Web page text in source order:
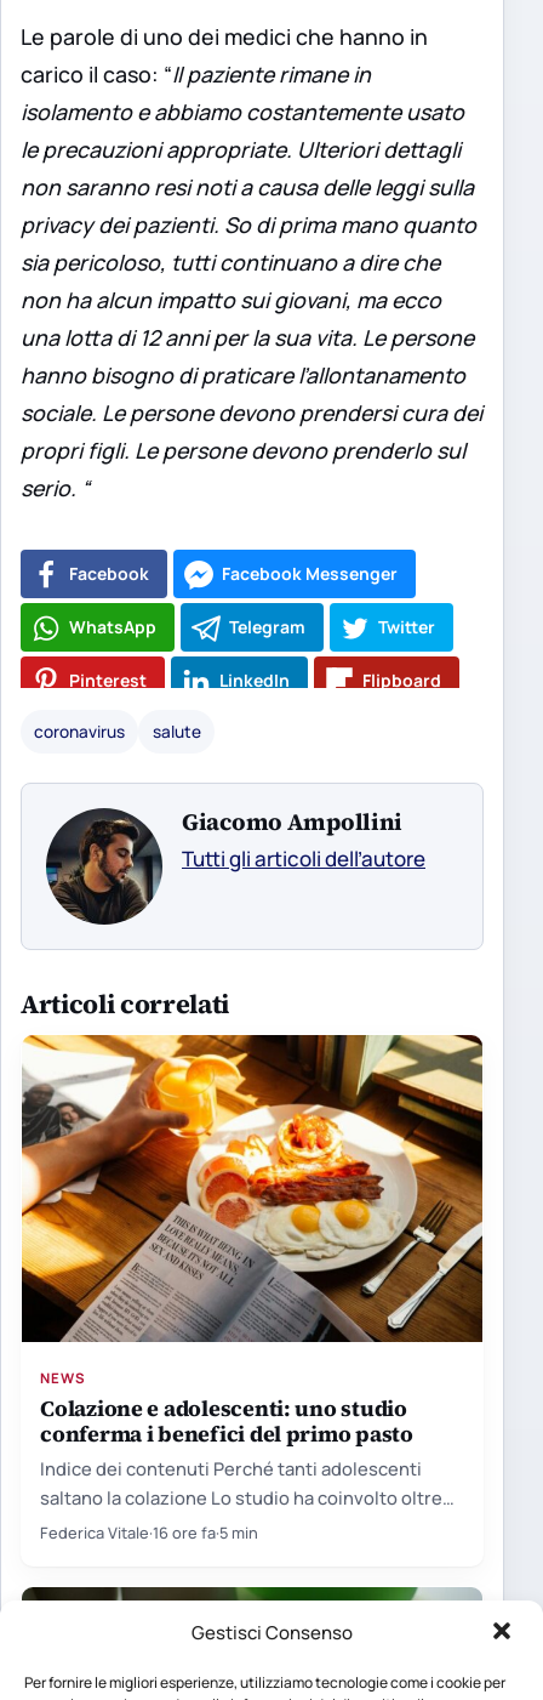
Gestisci Consenso
Per fornire le migliori esperienze, utilizziamo tecnologie come i cookie per
Le parole di uno dei medici che hanno in
carico il caso: “Il paziente rimane in
isolamento e abbiamo costantemente usato
le precauzioni appropriate. Ulteriori dettagli
non saranno resi noti a causa delle leggi sulla
privacy dei pazienti. So di prima mano quanto
sia pericoloso, tutti continuano a dire che
non ha alcun impatto sui giovani, ma ecco
una lotta di 12 anni per la sua vita. Le persone
hanno bisogno di praticare l’allontanamento
sociale. Le persone devono prendersi cura dei
propri figli. Le persone devono prenderlo sul
serio. “
Facebook Facebook Messenger
WhatsApp Telegram Twitter
Pinterest LinkedIn Flipboard
coronavirus salute
Giacomo Ampollini
Tutti gli articoli dell’autore
Articoli correlati
NEWS
Colazione e adolescenti: uno studio
conferma i benefici del primo pasto
Indice dei contenuti Perché tanti adolescenti
saltano la colazione Lo studio ha coinvolto oltre
cento giovani Le proteine…
Federica Vitale·16 ore fa·5 min